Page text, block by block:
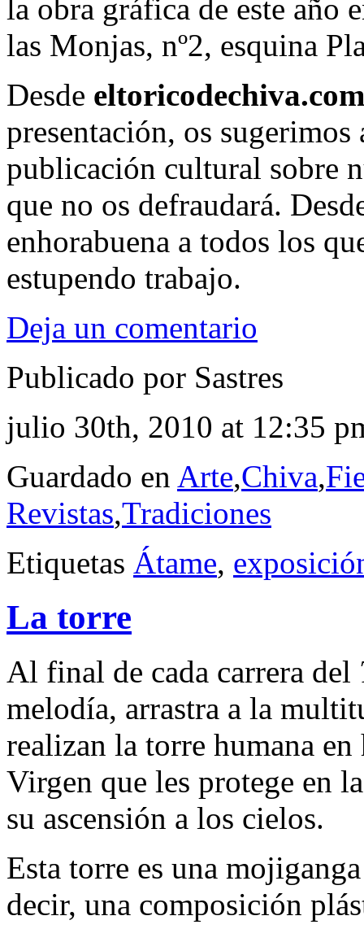
la obra gráfica de este año
las Monjas, nº2, esquina
Desde eltoricodechiva.com
presentación, os sugerimos
publicación cultural sobre
que no os defraudará.
enhorabuena a todos los
estupendo trabajo.
Deja un comentario
Publicado por Sastres
julio 30th, 2010 at 12:35
Guardado en Arte,Chiva,
Revistas,Tradiciones
Etiquetas Átame,
La torre
Al final de cada carrera del
melodía, arrastra a la
realizan la torre humana
Virgen que les protege en
su ascensión a los cielos.
Esta torre es una
decir, una composición